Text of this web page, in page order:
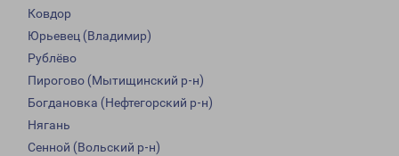
Ковдор
Юрьевец (Владимир)
Рублёво
Пирогово (Мытищинский р-н)
Богдановка (Нефтегорский р-н)
Нягань
Сенной (Вольский р-н)